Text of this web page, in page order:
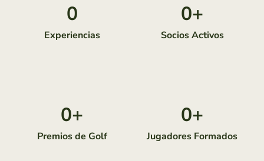
Experiencias
0
Socios Activos
0+
Premios de Golf
0+
Jugadores Formados
0+